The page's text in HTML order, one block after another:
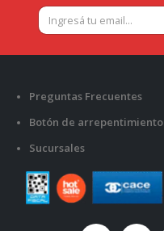
Preguntas Frecuentes
Botón de arrepentimiento
Sucursales